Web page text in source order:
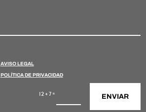
AVISO LEGAL
POLÍTICA DE PRIVACIDAD
12 + 7= ENVIAR